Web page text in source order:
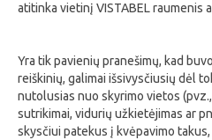
atitinka vietinį VISTABEL raumenis
Yra tik pavienių pranešimų, kad
reiškinių, galimai išsivysčiusių dėl
nutolusias nuo skyrimo vietos
sutrikimai, vidurių užkietėjimas ar
skysčiui patekus į kvėpavimo